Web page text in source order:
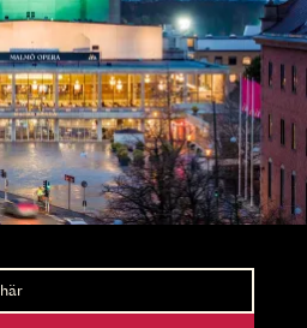
och biljettsläpp.